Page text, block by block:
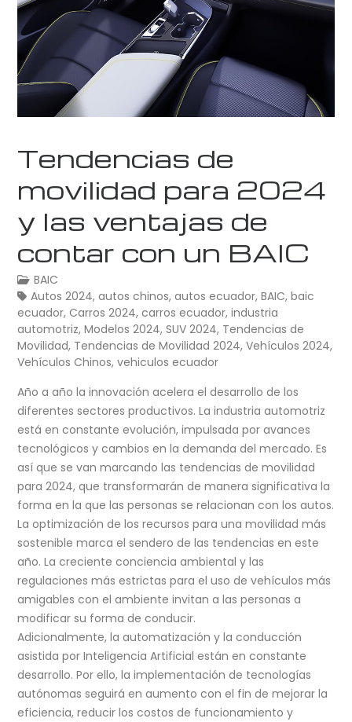
Tendencias de
movilidad para 2024
y las ventajas de
contar con un BAIC
BAIC
Autos 2024,autos chinos,autos ecuador,BAIC,baic
ecuador,Carros 2024,carros ecuador,industria
automotriz,Modelos 2024,SUV 2024, Tendencias de
Movilidad, Tendencias de Movilidad 2024,Vehículos 2024,
Vehículos Chinos,vehiculos ecuador
Año a año la innovación acelera el desarrollo de los
diferentes sectores productivos. La industria automotriz
está en constante evolución, impulsada por avances
tecnológicos y cambios en la demanda del mercado. Es
así que se van marcando las tendencias de movilidad
para 2024, que transformarán de manera significativa la
forma en la que las personas se relacionan con los autos.
La optimización de los recursos para una movilidad más
sostenible marca el sendero de las tendencias en este
año. La creciente conciencia ambiental y las
regulaciones más estrictas para el uso de vehículos más
amigables con el ambiente invitan a las personas a
modificar su forma de conducir.
Adicionalmente, la automatización y la conducción
asistida por Inteligencia Artificial están en constante
desarrollo. Por ello, la implementación de tecnologías
autónomas seguirá en aumento con el fin de mejorar la
eficiencia, reducir los costos de funcionamiento y